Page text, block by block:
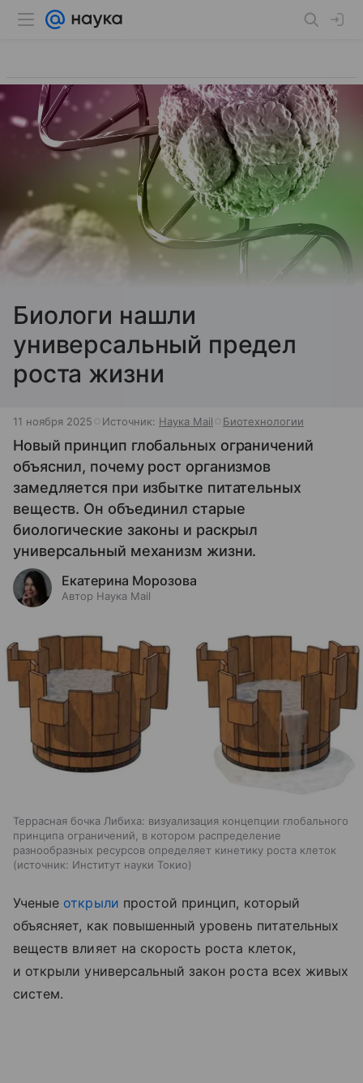
Биологи нашли
универсальный предел
роста жизни
11 ноября 2025 Источник: Наука Mail Биотехнологии
Новый принцип глобальных ограничений
объяснил, почему рост организмов
замедляется при избытке питательных
веществ. Он объединил старые
биологические законы и раскрыл
универсальный механизм жизни.
Екатерина Морозова
Автор Наука Mail
Террасная бочка Либиха: визуализация концепции глобального
принципа ограничений, в котором распределение
разнообразных ресурсов определяет кинетику роста клеток
источник: Институт науки Токио
Ученые открыли простой принцип, который
объясняет, как повышенный уровень питательных
веществ влияет на скорость роста клеток,
и открыли универсальный закон роста всех живых
систем.